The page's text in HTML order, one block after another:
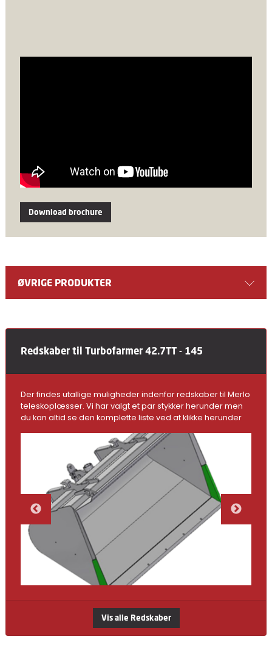
Download brochure
ØVRIGE PRODUKTER
Redskaber til Turbofarmer 42.7TT - 145
Der findes utallige muligheder indenfor redskaber til Merlo
teleskoplæsser. Vi har valgt et par stykker herunder men
du kan altid se den komplette liste ved at klikke herunder
Vis alle Redskaber